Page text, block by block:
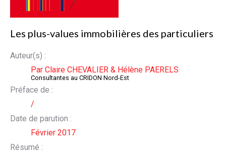
Les plus-values immobilières des particuliers
Auteur(s) :
Par Claire CHEVALIER & Hélène PAERELS
Consultantes au CRIDON Nord-Est
Préface de :
/
Date de parution :
Février 2017
Résumé :